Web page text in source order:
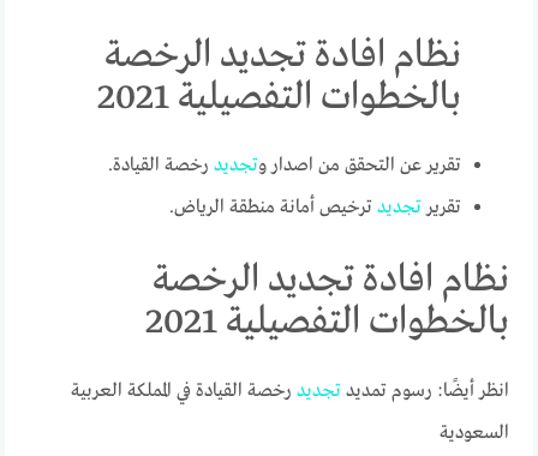
نظام افادة تجديد الرخصة
بالخطوات التفصيلية 2021
تقرير عن التحقق من اصدار وتجديد رخصة القيادة.
تقريرتجديد ترخيص أمانة منطقة الرياض.
نظام افادة تجديد الرخصة
بالخطوات التفصيلية 2021
انظر أيضًا: رسوم تمديدتجديد رخصة القيادة في المملكة العربية
السعودية